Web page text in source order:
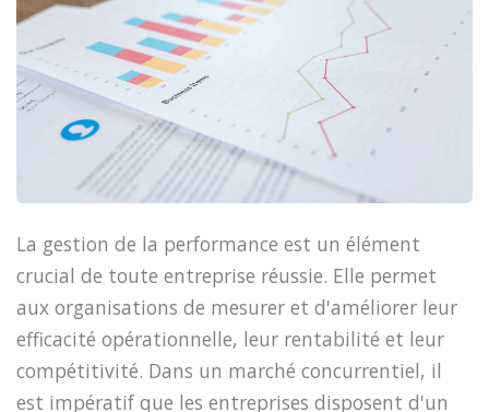
La gestion de la performance est un élément
crucial de toute entreprise réussie. Elle permet
aux organisations de mesurer et d'améliorer leur
efficacité opérationnelle, leur rentabilité et leur
compétitivité. Dans un marché concurrentiel, il
est impératif que les entreprises disposent d'un